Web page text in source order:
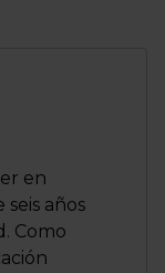
en
años
Como